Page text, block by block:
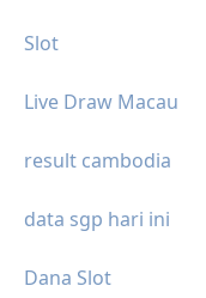
Slot
Live Draw Macau
result cambodia
data sgp hari ini
Dana Slot